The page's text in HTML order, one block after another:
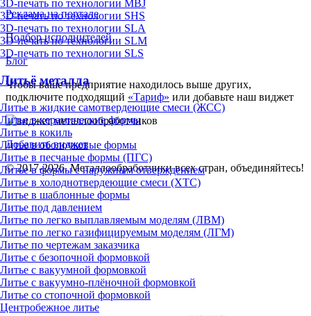
3D-печать по технологии MBJ
3D-печать по технологии SHS
3D-печать по технологии SLA
3D-печать по технологии SLM
3D-печать по технологии SLS
Литьё металла
Литье в жидкие самотвердеющие смеси (ЖСС)
Литье в керамические формы
Литье в кокиль
Литье в оболочковые формы
Литье в песчаные формы (ПГС)
Литье в формы с наружным отверждением
Литье в холоднотвердеющие смеси (ХТС)
Литье в шаблонные формы
Литье под давлением
Литье по легко выплавляемым моделям (ЛВМ)
Литье по легко газифицируемым моделям (ЛГМ)
Литье по чертежам заказчика
Литье с безопочной формовкой
Литье с вакуумной формовкой
Литье с вакуумно-плёночной формовкой
Литье со стопочной формовкой
Центробежное литье
Реклама на портале
Подбор исполнителей
Блог
Чтобы ваше предприятие находилось выше других,
подключите подходящий «Тариф» или добавьте наш виджет
Добавить виджет
© 2017-2026. Металлообработчики всех стран, объединяйтесь!